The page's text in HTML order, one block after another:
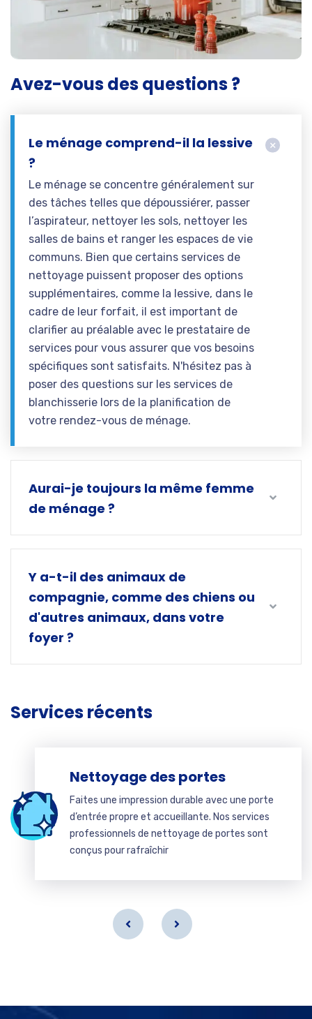
Avez-vous des questions ?
Le ménage comprend-il la lessive
?
Le ménage se concentre généralement sur
des tâches telles que dépoussiérer, passer
l’aspirateur, nettoyer les sols, nettoyer les
salles de bains et ranger les espaces de vie
communs. Bien que certains services de
nettoyage puissent proposer des options
supplémentaires, comme la lessive, dans le
cadre de leur forfait, il est important de
clarifier au préalable avec le prestataire de
services pour vous assurer que vos besoins
spécifiques sont satisfaits. N'hésitez pas à
poser des questions sur les services de
blanchisserie lors de la planification de
votre rendez-vous de ménage.
Aurai-je toujours la même femme
de ménage ?
Y a-t-il des animaux de
compagnie, comme des chiens ou
d'autres animaux, dans votre
foyer ?
Services récents
Nettoyage des portes
Faites une impression durable avec une porte
d’entrée propre et accueillante. Nos services
professionnels de nettoyage de portes sont
conçus pour rafraîchir